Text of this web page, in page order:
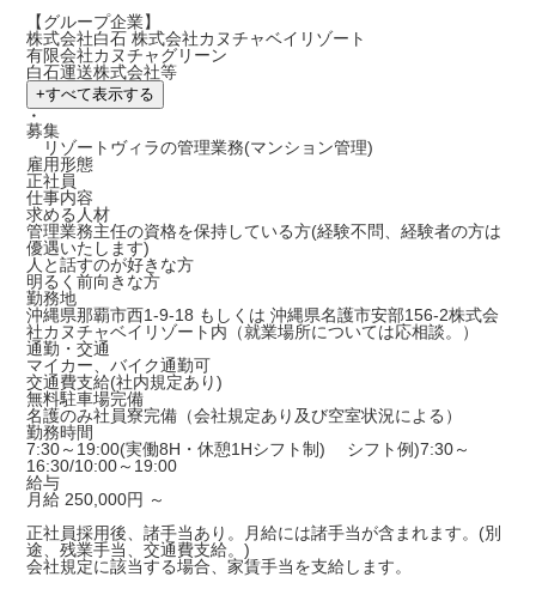
【グループ企業】
株式会社白石 株式会社カヌチャベイリゾート
有限会社カヌチャグリーン
白石運送株式会社等
+すべて表示する
・
募集
リゾートヴィラの管理業務(マンション管理)
雇用形態
正社員
仕事内容
求める人材
管理業務主任の資格を保持している方(経験不問、経験者の方は
優遇いたします)
人と話すのが好きな方
明るく前向きな方
勤務地
沖縄県那覇市西1-9-18 もしくは 沖縄県名護市安部156-2株式会
社カヌチャベイリゾート内（就業場所については応相談。）
通勤・交通
マイカー、バイク通勤可
交通費支給(社内規定あり)
無料駐車場完備
名護のみ社員寮完備（会社規定あり及び空室状況による）
勤務時間
7:30～19:00(実働8H・休憩1Hシフト制) シフト例)7:30～
16:30/10:00～19:00
給与
月給 250,000円 ～
正社員採用後、諸手当あり。月給には諸手当が含まれます。(別
途、残業手当、交通費支給。)
会社規定に該当する場合、家賃手当を支給します。